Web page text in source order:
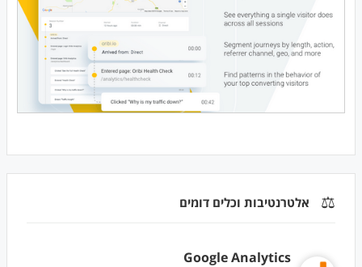
⚖️ אלטרנטיבות וכלים דומים
Google Analytics